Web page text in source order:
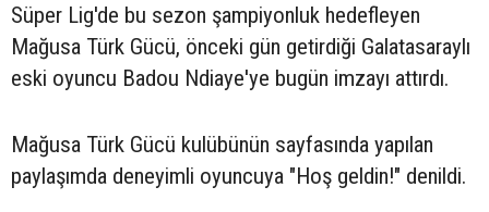
Süper Lig'de bu sezon şampiyonluk hedefleyen
Mağusa Türk Gücü, önceki gün getirdiği Galatasaraylı
eski oyuncu Badou Ndiaye'ye bugün imzayı attırdı.
Mağusa Türk Gücü kulübünün sayfasında yapılan
paylaşımda deneyimli oyuncuya "Hoş geldin!" denildi.